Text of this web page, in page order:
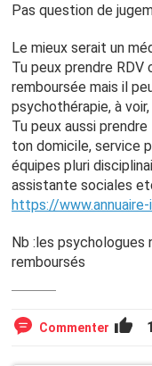
Pas question de
Le mieux serait un
Tu peux prendre
remboursée mais il
psychothérapie, à
Tu peux aussi
ton domicile, service
équipes pluri
assistante sociales
https://
Nb :les
remboursés
Commenter 1